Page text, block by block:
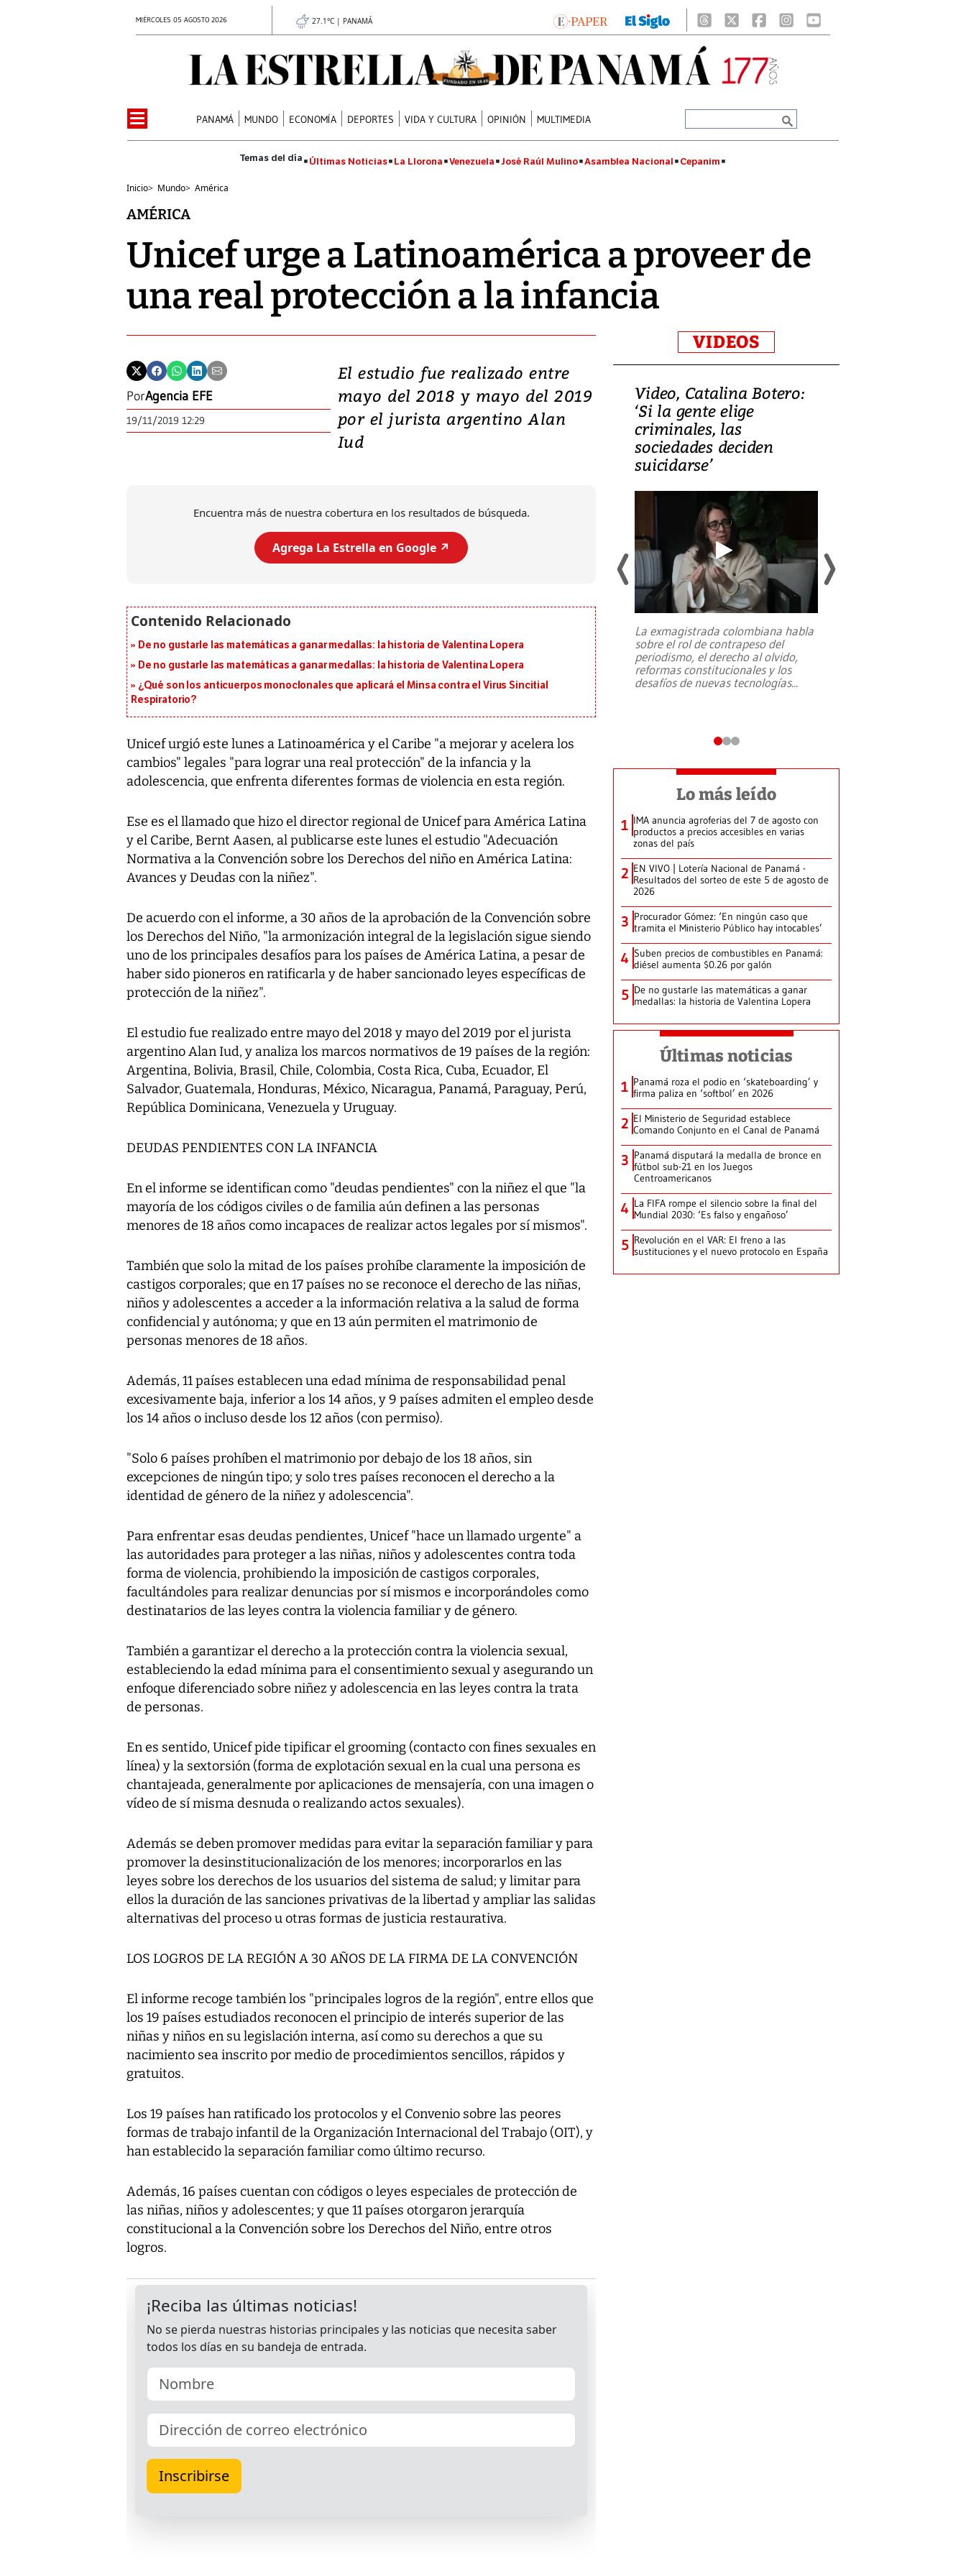
MIÉRCOLES 05 AGOSTO 2026 27.1°C | PANAMÁ
PANAMÁ MUNDO ECONOMÍA DEPORTES VIDA Y CULTURA OPINIÓN MULTIMEDIA
Últimas Noticias La Llorona Venezuela José Raúl Mulino Asamblea Nacional Cepanim
Inicio> Mundo> América
AMÉRICA
Unicef urge a Latinoamérica a proveer de
una real protección a la infancia
PorAgencia EFE
19/11/2019 12:29
El estudio fue realizado entre
mayo del 2018 y mayo del 2019
por el jurista argentino Alan
Iud
Encuentra más de nuestra cobertura en los resultados de búsqueda.
Agrega La Estrella en Google ↗️
De no gustarle las matemáticas a ganar medallas: la historia de Valentina Lopera
De no gustarle las matemáticas a ganar medallas: la historia de Valentina Lopera
¿Qué son los anticuerpos monoclonales que aplicará el Minsa contra el Virus Sincitial
Respiratorio?
Unicef urgió este lunes a Latinoamérica y el Caribe "a mejorar y acelera los
cambios" legales "para lograr una real protección" de la infancia y la
adolescencia, que enfrenta diferentes formas de violencia en esta región.
Ese es el llamado que hizo el director regional de Unicef para América Latina
y el Caribe, Bernt Aasen, al publicarse este lunes el estudio "Adecuación
Normativa a la Convención sobre los Derechos del niño en América Latina:
Avances y Deudas con la niñez".
De acuerdo con el informe, a 30 años de la aprobación de la Convención sobre
los Derechos del Niño, "la armonización integral de la legislación sigue siendo
uno de los principales desafíos para los países de América Latina, a pesar de
haber sido pioneros en ratificarla y de haber sancionado leyes específicas de
protección de la niñez".
El estudio fue realizado entre mayo del 2018 y mayo del 2019 por el jurista
argentino Alan Iud, y analiza los marcos normativos de 19 países de la región:
Argentina, Bolivia, Brasil, Chile, Colombia, Costa Rica, Cuba, Ecuador, El
Salvador, Guatemala, Honduras, México, Nicaragua, Panamá, Paraguay, Perú,
República Dominicana, Venezuela y Uruguay.
DEUDAS PENDIENTES CON LA INFANCIA
En el informe se identifican como "deudas pendientes" con la niñez el que "la
mayoría de los códigos civiles o de familia aún definen a las personas
menores de 18 años como incapaces de realizar actos legales por sí mismos".
También que solo la mitad de los países prohíbe claramente la imposición de
castigos corporales; que en 17 países no se reconoce el derecho de las niñas,
niños y adolescentes a acceder a la información relativa a la salud de forma
confidencial y autónoma; y que en 13 aún permiten el matrimonio de
personas menores de 18 años.
Además, 11 países establecen una edad mínima de responsabilidad penal
excesivamente baja, inferior a los 14 años, y 9 países admiten el empleo desde
los 14 años o incluso desde los 12 años (con permiso).
"Solo 6 países prohíben el matrimonio por debajo de los 18 años, sin
excepciones de ningún tipo; y solo tres países reconocen el derecho a la
identidad de género de la niñez y adolescencia".
Para enfrentar esas deudas pendientes, Unicef "hace un llamado urgente" a
las autoridades para proteger a las niñas, niños y adolescentes contra toda
forma de violencia, prohibiendo la imposición de castigos corporales,
facultándoles para realizar denuncias por sí mismos e incorporándoles como
destinatarios de las leyes contra la violencia familiar y de género.
También a garantizar el derecho a la protección contra la violencia sexual,
estableciendo la edad mínima para el consentimiento sexual y asegurando un
enfoque diferenciado sobre niñez y adolescencia en las leyes contra la trata
de personas.
En es sentido, Unicef pide tipificar el grooming (contacto con fines sexuales en
línea) y la sextorsión (forma de explotación sexual en la cual una persona es
chantajeada, generalmente por aplicaciones de mensajería, con una imagen o
vídeo de sí misma desnuda o realizando actos sexuales).
Además se deben promover medidas para evitar la separación familiar y para
promover la desinstitucionalización de los menores; incorporarlos en las
leyes sobre los derechos de los usuarios del sistema de salud; y limitar para
ellos la duración de las sanciones privativas de la libertad y ampliar las salidas
alternativas del proceso u otras formas de justicia restaurativa.
LOS LOGROS DE LA REGIÓN A 30 AÑOS DE LA FIRMA DE LA CONVENCIÓN
El informe recoge también los "principales logros de la región", entre ellos que
los 19 países estudiados reconocen el principio de interés superior de las
niñas y niños en su legislación interna, así como su derechos a que su
nacimiento sea inscrito por medio de procedimientos sencillos, rápidos y
gratuitos.
Los 19 países han ratificado los protocolos y el Convenio sobre las peores
formas de trabajo infantil de la Organización Internacional del Trabajo (OIT), y
han establecido la separación familiar como último recurso.
Además, 16 países cuentan con códigos o leyes especiales de protección de
las niñas, niños y adolescentes; y que 11 países otorgaron jerarquía
constitucional a la Convención sobre los Derechos del Niño, entre otros
logros.
VIDEOS
Video, Japón: Terremoto
deja heridos y graves
daños en Kumamoto
7,1 se registró este martes 28 de
emergencia de gran...
Video, Catalina Botero:
‘Si la gente elige
criminales, las
sociedades deciden
suicidarse’
La exmagistrada colombiana habla
sobre el rol de contrapeso del
periodismo, el derecho al olvido,
reformas constitucionales y los
desafíos de nuevas tecnologías...
Lo más leído
1 IMA anuncia agroferias del 7 de agosto con
productos a precios accesibles en varias
zonas del país
2 EN VIVO | Lotería Nacional de Panamá -
Resultados del sorteo de este 5 de agosto de
2026
3 Procurador Gómez: ‘En ningún caso que
tramita el Ministerio Público hay intocables’
4 Suben precios de combustibles en Panamá:
diésel aumenta $0.26 por galón
5 De no gustarle las matemáticas a ganar
medallas: la historia de Valentina Lopera
Últimas noticias
1 Panamá roza el podio en ‘skateboarding’ y
firma paliza en ‘softbol’ en 2026
2 El Ministerio de Seguridad establece
Comando Conjunto en el Canal de Panamá
3 Panamá disputará la medalla de bronce en
fútbol sub-21 en los Juegos
Centroamericanos
4 La FIFA rompe el silencio sobre la final del
Mundial 2030: ‘Es falso y engañoso’
5 Revolución en el VAR: El freno a las
sustituciones y el nuevo protocolo en España